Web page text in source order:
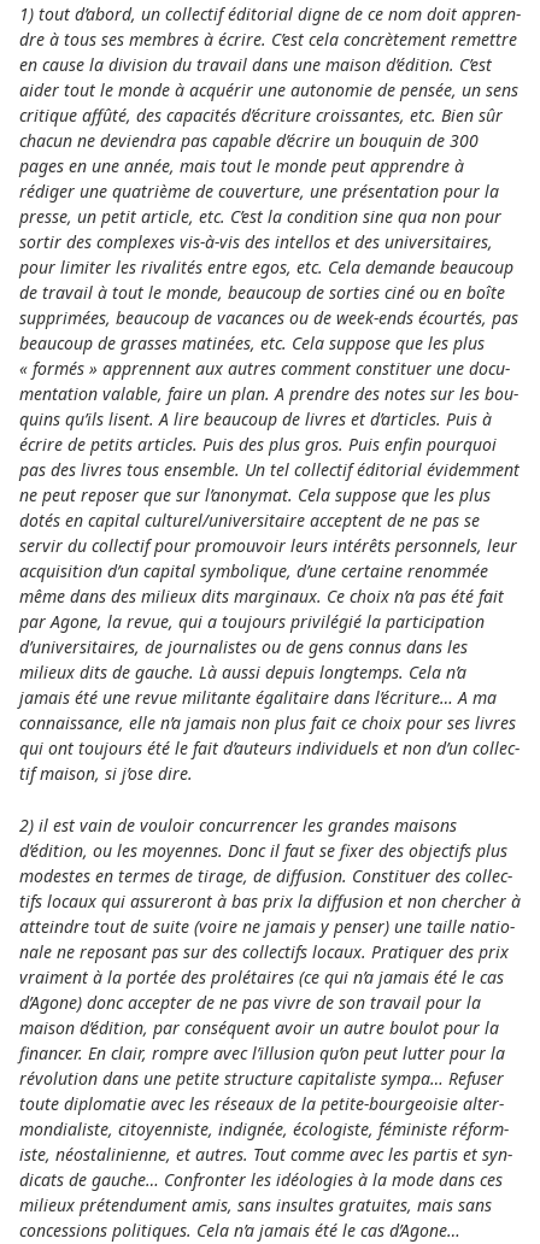
1) tout d’abord, un col­lec­tif édi­torial digne de ce nom doit appren­
dre à tous ses mem­bres à écrire. C’est cela concrè­tement remet­tre
en cause la divi­sion du tra­vail dans une maison d’édition. C’est
aider tout le monde à acquérir une auto­no­mie de pensée, un sens
cri­ti­que affûté, des capa­cités d’écri­ture crois­san­tes, etc. Bien sûr
chacun ne devien­dra pas capa­ble d’écrire un bou­quin de 300
pages en une année, mais tout le monde peut appren­dre à
rédiger une qua­trième de cou­ver­ture, une prés­en­tation pour la
presse, un petit arti­cle, etc. C’est la condi­tion sine qua non pour
sortir des com­plexes vis-à-vis des intel­los et des uni­ver­si­tai­res,
pour limi­ter les riva­lités entre egos, etc. Cela demande beau­coup
de tra­vail à tout le monde, beau­coup de sor­ties ciné ou en boîte
sup­primées, beau­coup de vacan­ces ou de week-ends écourtés, pas
beau­coup de gras­ses matinées, etc. Cela sup­pose que les plus
« formés » appren­nent aux autres com­ment cons­ti­tuer une docu­
men­ta­tion vala­ble, faire un plan. A pren­dre des notes sur les bou­
quins qu’ils lisent. A lire beau­coup de livres et d’arti­cles. Puis à
écrire de petits arti­cles. Puis des plus gros. Puis enfin pour­quoi
pas des livres tous ensem­ble. Un tel col­lec­tif édi­torial évid­emment
ne peut repo­ser que sur l’ano­ny­mat. Cela sup­pose que les plus
dotés en capi­tal cultu­rel/uni­ver­si­taire accep­tent de ne pas se
servir du col­lec­tif pour pro­mou­voir leurs intérêts per­son­nels, leur
acqui­si­tion d’un capi­tal sym­bo­li­que, d’une cer­taine renommée
même dans des milieux dits mar­gi­naux. Ce choix n’a pas été fait
par Agone, la revue, qui a tou­jours pri­vilégié la par­ti­ci­pa­tion
d’uni­ver­si­tai­res, de jour­na­lis­tes ou de gens connus dans les
milieux dits de gauche. Là aussi depuis long­temps. Cela n’a
jamais été une revue mili­tante éga­lit­aire dans l’écri­ture… A ma
connais­sance, elle n’a jamais non plus fait ce choix pour ses livres
qui ont tou­jours été le fait d’auteurs indi­vi­duels et non d’un col­lec­
tif maison, si j’ose dire.
2) il est vain de vou­loir concur­ren­cer les gran­des mai­sons
d’édition, ou les moyen­nes. Donc il faut se fixer des objec­tifs plus
modes­tes en termes de tirage, de dif­fu­sion. Constituer des col­lec­
tifs locaux qui assu­re­ront à bas prix la dif­fu­sion et non cher­cher à
attein­dre tout de suite (voire ne jamais y penser) une taille natio­
nale ne repo­sant pas sur des col­lec­tifs locaux. Pratiquer des prix
vrai­ment à la portée des prolét­aires (ce qui n’a jamais été le cas
d’Agone) donc accep­ter de ne pas vivre de son tra­vail pour la
maison d’édition, par conséquent avoir un autre boulot pour la
finan­cer. En clair, rompre avec l’illu­sion qu’on peut lutter pour la
révo­lution dans une petite struc­ture capi­ta­liste sympa… Refuser
toute diplo­ma­tie avec les réseaux de la petite-bour­geoi­sie alter­
mon­dia­liste, citoyen­niste, indi­gnée, éco­log­iste, fémin­iste réf­orm­
iste, néos­ta­lini­enne, et autres. Tout comme avec les partis et syn­
di­cats de gauche… Confronter les idéo­logies à la mode dans ces
milieux prét­en­dument amis, sans insul­tes gra­tui­tes, mais sans
conces­sions poli­ti­ques. Cela n’a jamais été le cas d’Agone…